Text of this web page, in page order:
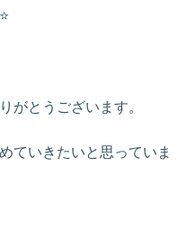
がとうございます。
ていきたいと思っていま